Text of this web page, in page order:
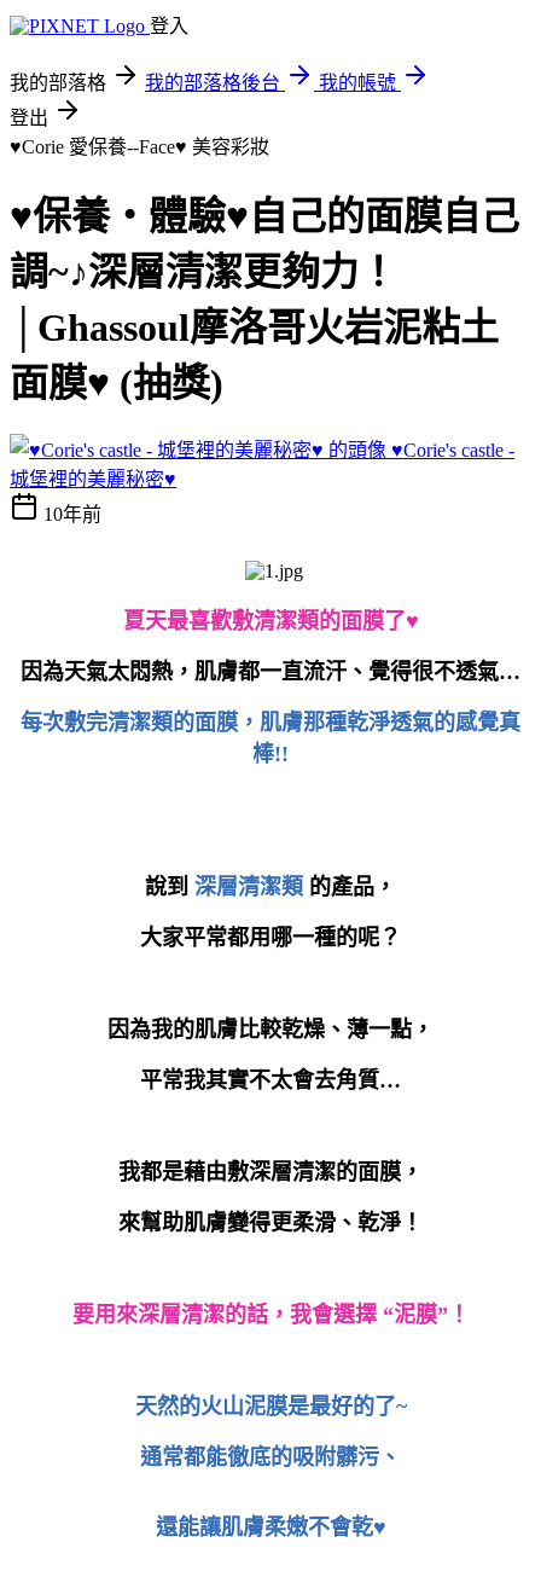
登入
我的部落格 我的部落格後台
我的帳號
登出
♥Corie 愛保養--Face♥ 美容彩妝
♥保養‧體驗♥自己的面膜自己
調~♪深層清潔更夠力！
│Ghassoul摩洛哥火岩泥粘土
面膜♥ (抽獎)
♥Corie's castle -
城堡裡的美麗秘密♥
10年前
夏天最喜歡敷清潔類的面膜了♥
因為天氣太悶熱，肌膚都一直流汗、覺得很不透氣…
每次敷完清潔類的面膜，肌膚那種乾淨透氣的感覺真
棒!!
說到 深層清潔類 的產品，
大家平常都用哪一種的呢？
因為我的肌膚比較乾燥、薄一點，
平常我其實不太會去角質…
我都是藉由敷深層清潔的面膜，
來幫助肌膚變得更柔滑、乾淨！
要用來深層清潔的話，我會選擇“泥膜”！
天然的火山泥膜是最好的了~
通常都能徹底的吸附髒污、
還能讓肌膚柔嫩不會乾♥